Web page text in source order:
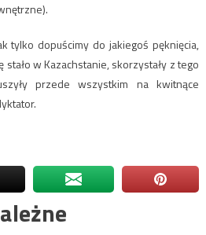
tylko dopuścimy do jakiegoś pęknięcia,
stało w Kazachstanie, skorzystały z tego
przede wszystkim na kwitnące